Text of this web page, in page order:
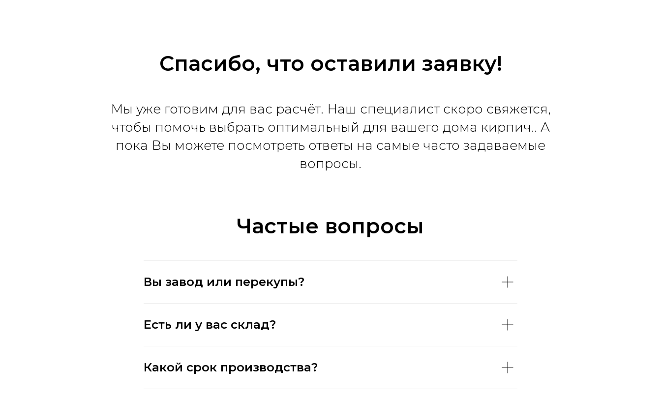
Спасибо, что оставили заявку!
Мы уже готовим для вас расчёт. Наш специалист скоро свяжется,
чтобы помочь выбрать оптимальный для вашего дома кирпич.. А
пока Вы можете посмотреть ответы на самые часто задаваемые
вопросы.
Частые вопросы
Вы завод или перекупы?
Есть ли у вас склад?
Какой срок производства?